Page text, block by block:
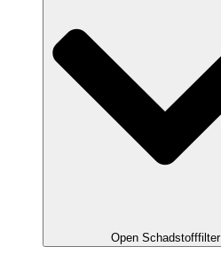
Open Schadstofffilter